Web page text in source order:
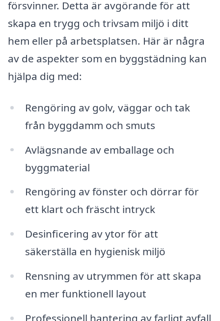
försvinner. Detta är avgörande för att
skapa en trygg och trivsam miljö i ditt
hem eller på arbetsplatsen. Här är några
av de aspekter som en byggstädning kan
hjälpa dig med:
Rengöring av golv, väggar och tak
från byggdamm och smuts
Avlägsnande av emballage och
byggmaterial
Rengöring av fönster och dörrar för
ett klart och fräscht intryck
Desinficering av ytor för att
säkerställa en hygienisk miljö
Rensning av utrymmen för att skapa
en mer funktionell layout
Professionell hantering av farligt avfall